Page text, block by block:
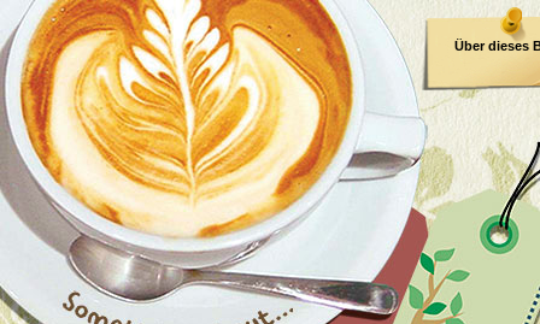
Über dieses